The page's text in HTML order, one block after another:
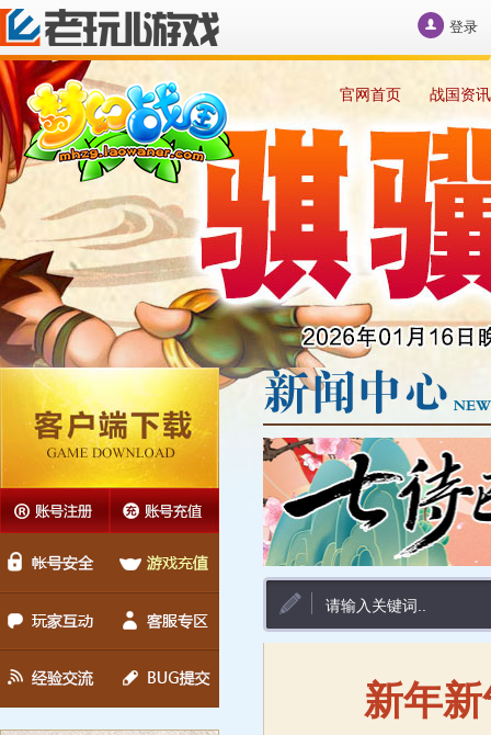
登录
官网首页 战国资讯
新年